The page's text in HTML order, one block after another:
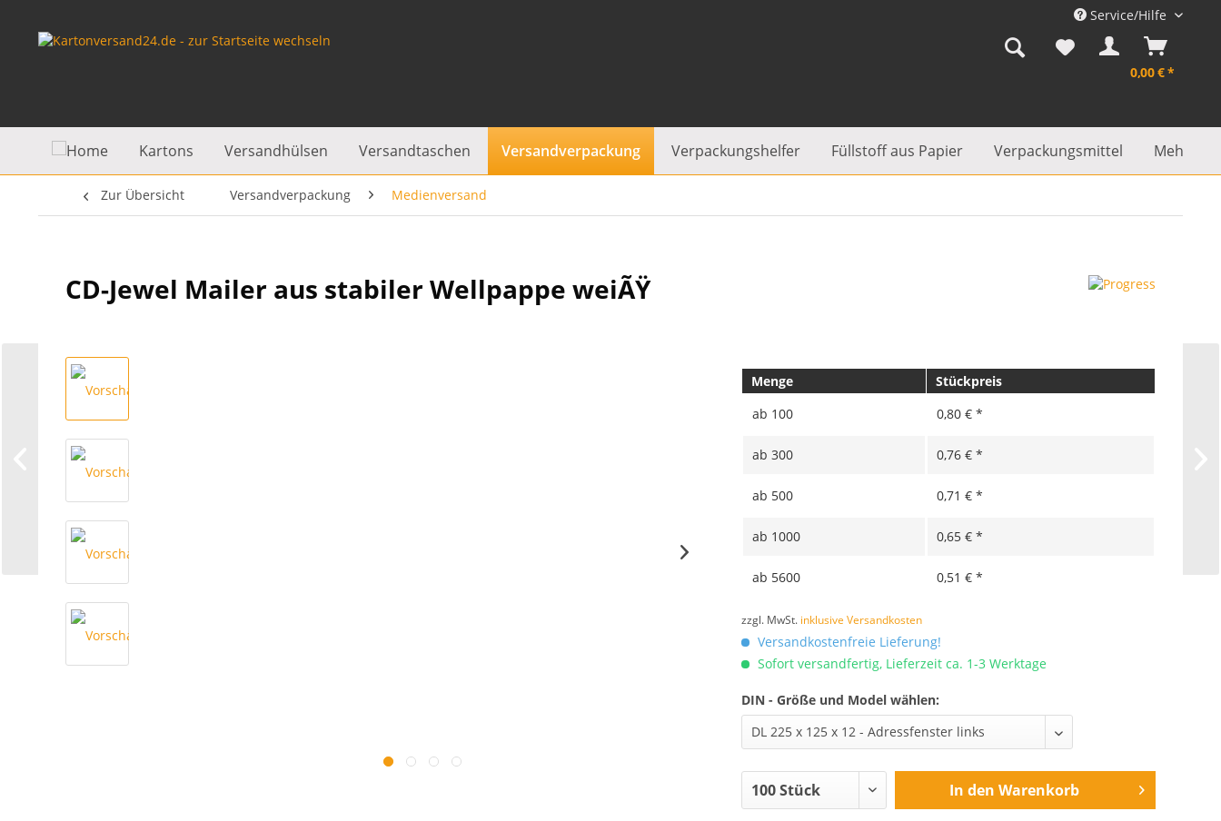
Service/Hilfe
0,00 € *
Kartons Versandhülsen Versandtaschen Versandverpackung Verpackungshelfer Füllstoff aus Papier Verpackungsmittel Mehr...
Zur Übersicht Versandverpackung Medienversand
CD-Jewel Mailer aus stabiler Wellpappe weiÃŸ
Menge
Stückpreis
ab 100 0,80 € *
ab 300 0,76 € *
ab 500 0,71 € *
ab 1000 0,65 € *
ab 5600 0,51 € *
zzgl. MwSt. inklusive Versandkosten
Versandkostenfreie Lieferung!
Sofort versandfertig, Lieferzeit ca. 1-3 Werktage
DIN - Größe und Model wählen:
In den Warenkorb